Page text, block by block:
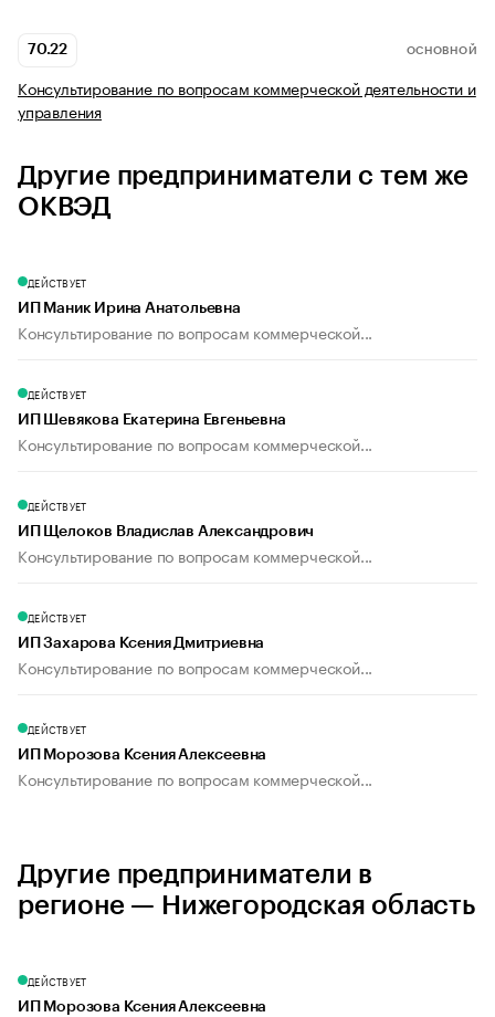
70.22 ОСНОВНОЙ
Консультирование по вопросам коммерческой деятельности и
управления
Другие предприниматели с тем же
ОКВЭД
ДЕЙСТВУЕТ
ИП Маник Ирина Анатольевна
Консультирование по вопросам коммерческой...
ДЕЙСТВУЕТ
ИП Шевякова Екатерина Евгеньевна
Консультирование по вопросам коммерческой...
ДЕЙСТВУЕТ
ИП Щелоков Владислав Александрович
Консультирование по вопросам коммерческой...
ДЕЙСТВУЕТ
ИП Захарова Ксения Дмитриевна
Консультирование по вопросам коммерческой...
ДЕЙСТВУЕТ
ИП Морозова Ксения Алексеевна
Консультирование по вопросам коммерческой...
Другие предприниматели в
регионе — Нижегородская область
ДЕЙСТВУЕТ
ИП Морозова Ксения Алексеевна